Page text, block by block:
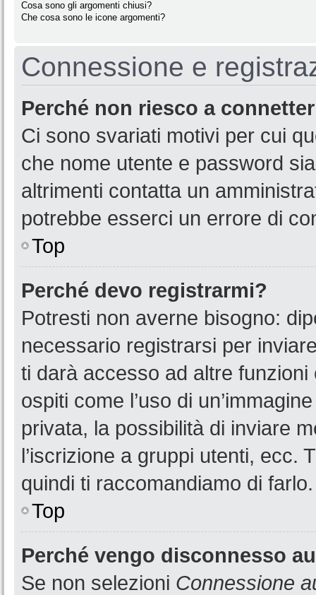
Cosa sono gli argomenti chiusi?
Che cosa sono le icone argomenti?
Connessione e
Perché non riesco a
Ci sono svariati motivi per cui
che nome utente e password
altrimenti contatta un
potrebbe esserci un errore di
Top
Perché devo registrarmi?
Potresti non averne bisogno:
necessario registrarsi per
ti darà accesso ad altre
ospiti come l’uso di
privata, la possibilità di inviare
l’iscrizione a gruppi utenti, ecc.
quindi ti raccomandiamo di farlo.
Top
Perché vengo disconnesso
Se non selezioni Connessione